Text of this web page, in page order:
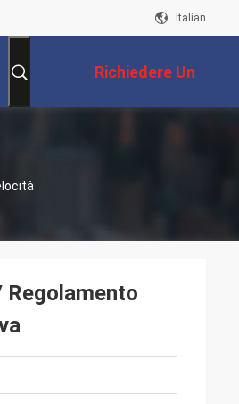
Italian
Richiedere Un
Preventivo